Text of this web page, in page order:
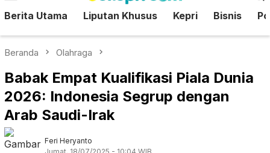
Mobile
Berita Utama Liputan Khusus Kepri Bisnis
Beranda Olahraga
Babak Empat Kualifikasi Piala Dunia
2026: Indonesia Segrup dengan
Arab Saudi-Irak
Feri Heryanto